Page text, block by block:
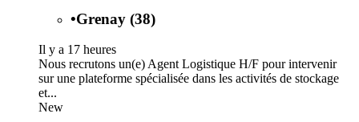
•Grenay (38)
Il y a 17 heures
Nous recrutons un(e) Agent Logistique H/F pour intervenir
sur une plateforme spécialisée dans les activités de stockage
et...
New